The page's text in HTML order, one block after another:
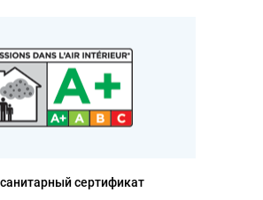
сертификат